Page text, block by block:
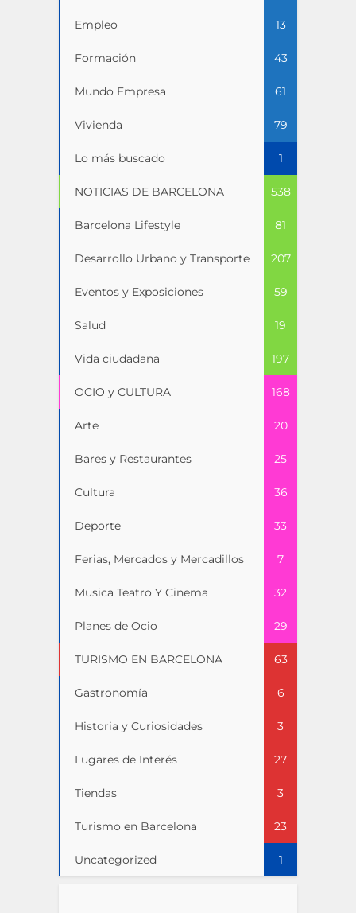
Empleo 13
Formación 43
Mundo Empresa 61
Vivienda 79
Lo más buscado 1
NOTICIAS DE BARCELONA 538
Barcelona Lifestyle 81
Desarrollo Urbano y Transporte 207
Eventos y Exposiciones 59
Salud 19
Vida ciudadana 197
OCIO y CULTURA 168
Arte 20
Bares y Restaurantes 25
Cultura 36
Deporte 33
Ferias, Mercados y Mercadillos 7
Musica Teatro Y Cinema 32
Planes de Ocio 29
TURISMO EN BARCELONA 63
Gastronomía 6
Historia y Curiosidades 3
Lugares de Interés 27
Tiendas 3
Turismo en Barcelona 23
Uncategorized 1